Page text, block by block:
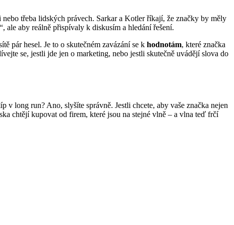
třeba lidských právech. Sarkar a Kotler říkají, že značky by měly
aby reálně přispívaly k diskusím a hledání řešení.
pár hesel. Je to o skutečném zavázání se k hodnotám, které značka
se, jestli jde jen o marketing, nebo jestli skutečně uvádějí slova do
long run? Ano, slyšíte správně. Jestli chcete, aby vaše značka nejen
chtějí kupovat od firem, které jsou na stejné vlně – a vlna teď frčí